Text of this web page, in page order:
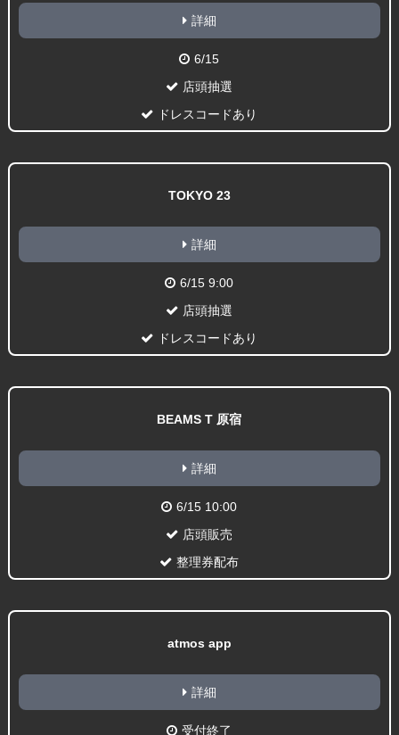
詳細
6/15
店頭抽選
ドレスコードあり
TOKYO 23
詳細
6/15 9:00
店頭抽選
ドレスコードあり
BEAMS T 原宿
詳細
6/15 10:00
店頭販売
整理券配布
atmos app
詳細
受付終了